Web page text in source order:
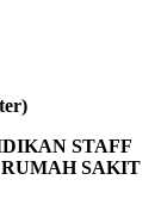
STAFF
SAKIT